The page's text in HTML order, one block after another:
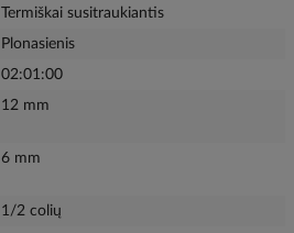
Termiškai susitraukiantis
Plonasienis
02:01:00
12 mm
6 mm
1/2 colių